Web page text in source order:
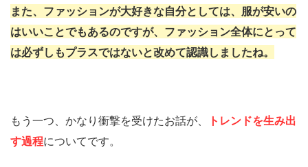
また、ファッションが大好きな自分としては、服が安いの
はいいことでもあるのですが、ファッション全体にとって
は必ずしもプラスではないと改めて認識しましたね。
もう一つ、かなり衝撃を受けたお話が、
トレンドを生み出
す過程についてです。